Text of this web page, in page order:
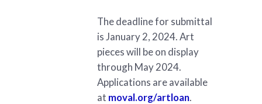
The deadline for submittal
is January 2, 2024. Art
pieces will be on display
through May 2024.
Applications are available
at moval.org/artloan.